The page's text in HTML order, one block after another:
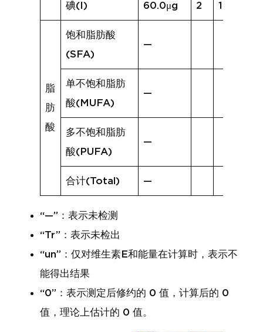
碘(I) 60.0μg 2 18.3μg
脂
肪
酸
饱和脂肪酸
(SFA)
—
单不饱和脂肪
酸(MUFA)
—
多不饱和脂肪
酸(PUFA)
—
合计(Total) —
“—”：表示未检测
“Tr”：表示未检出
“un”：仅对维生素E和能量在计算时，表示不
能得出结果
“0”：表示测定后修约的 0 值，计算后的 0
值，理论上估计的 0 值。